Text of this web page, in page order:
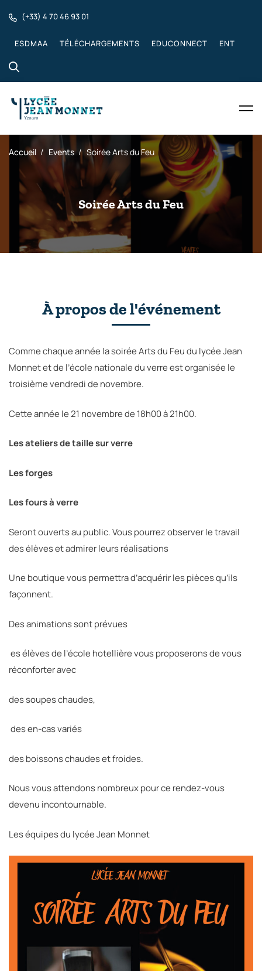
(+33) 4 70 46 93 01
ESDMAA TÉLÉCHARGEMENTS EDUCONNECT ENT
Accueil Events Soirée Arts du Feu
Soirée Arts du Feu
À propos de l'événement
Comme chaque année la soirée Arts du Feu du lycée Jean
Monnet et de l’école nationale du verre est organisée le
troisième vendredi de novembre.
Cette année le 21 novembre de 18h00 à 21h00.
Les ateliers de taille sur verre
Les forges
Les fours à verre
Seront ouverts au public. Vous pourrez observer le travail
des élèves et admirer leurs réalisations
Une boutique vous permettra d’acquérir les pièces qu’ils
façonnent.
Des animations sont prévues
es élèves de l’école hotellière vous proposerons de vous
réconforter avec
des soupes chaudes,
des en-cas variés
des boissons chaudes et froides.
Nous vous attendons nombreux pour ce rendez-vous
devenu incontournable.
Les équipes du lycée Jean Monnet